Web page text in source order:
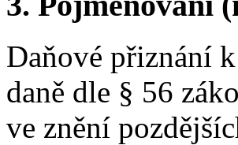
Daňové přiznání
daně dle § 56
ve znění